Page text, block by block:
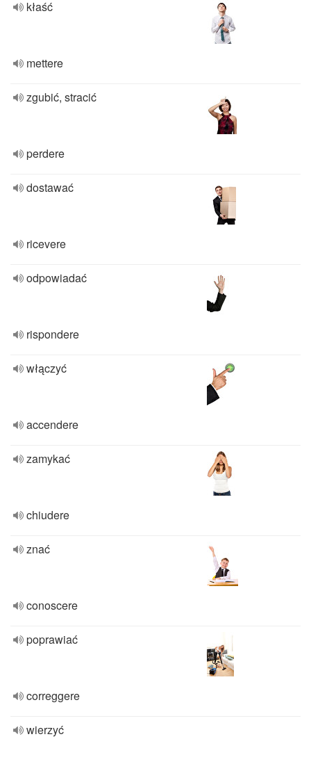
kłaść
mettere
zgubić, stracić
perdere
dostawać
ricevere
odpowiadać
rispondere
włączyć
accendere
zamykać
chiudere
znać
conoscere
poprawiać
correggere
wierzyć